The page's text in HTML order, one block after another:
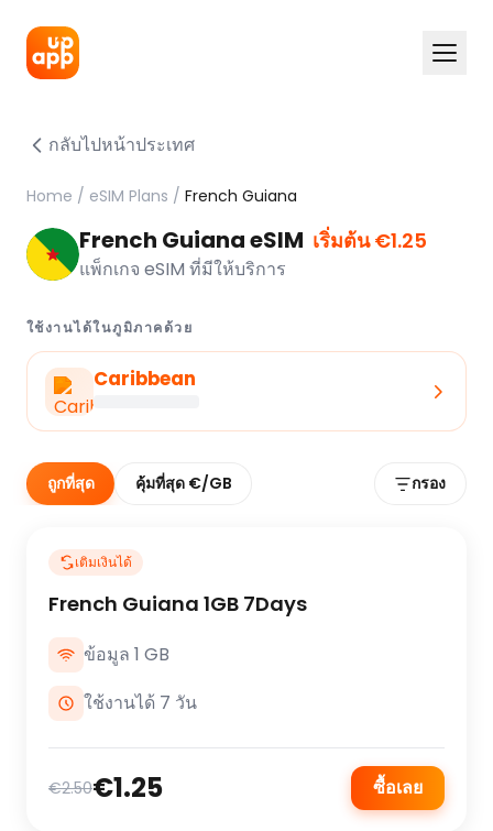
กลับไปหน้าประเทศ
Home / eSIM Plans / French Guiana
French Guiana eSIM เริ่มต้น €1.25
แพ็กเกจ eSIM ที่มีให้บริการ
ใช้งานได้ในภูมิภาคด้วย
Caribbean
ถูกที่สุด คุ้มที่สุด €/GB กรอง
เติมเงินได้
French Guiana 1GB 7Days
ข้อมูล 1 GB
ใช้งานได้ 7 วัน
€2.50€1.25 ซื้อเลย